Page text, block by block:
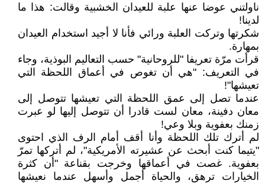
ناولتني عوضا عنها علبة للعيدان الخشبية وقالت: هذا ما
لدينا!
شكرتها وتركت العلبة ورائي فأنا لا أجيد استخدام العيدان
بمهارة.
قرأت مرّة تعريفا "للروحانية" حسب التعاليم البوذية، وجاء
في التعريف: "هي أن تغوص في أعماق اللحظة التي
تعيشها"!
عندما تصل إلى عمق اللحظة التي تعيشها تتوصل إلى
معان دفينة، معان لست قادرا أن تتوصل إليها لو عبرت
زمنك بعفوية وبلا وعي!
لم أترك تلك اللحظة وأنا أقف أمام الرف الذي احتوى
"يتيما كنت أبحث عن عشيرته الأمريكية"، لم أتركها تمرّ
بعفوية. غصت في أعماقها وخرجت بقناعة "أن كثرة
الخيارات ترهق، والحياة أجمل وأسهل عندما نعيشها